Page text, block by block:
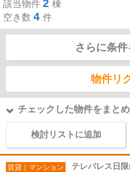
該当物件 2 棟
空き数 4 件
さらに条
物件リ
チェックした物件をまと
検討リストに追加
賃貸｜マンション テレパレス日限